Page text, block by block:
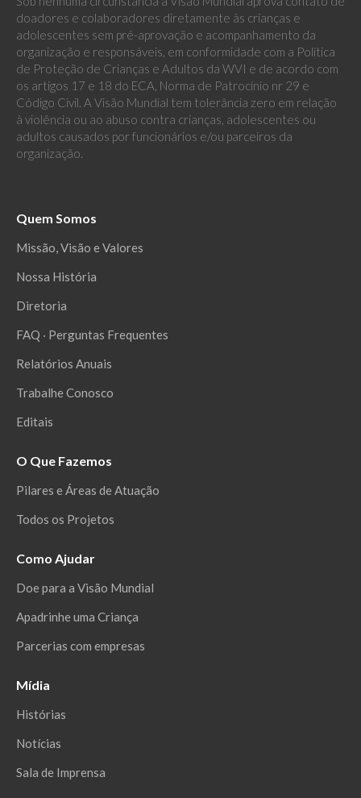
doadores e colaboradores diretamente às crianças e
adolescentes sem pré-aprovação e acompanhamento da
organização e responsáveis, em conformidade com a Política
de Proteção de Crianças e Adultos da WVI e de acordo com
os artigos 17 e 18 do ECA, Norma de Patrocínio nr 29 e
Código Civil. A Visão Mundial tem tolerância zero em relação
à violência ou ao abuso contra crianças, adolescentes ou
adultos causados por funcionários e/ou parceiros da
organização.
Quem Somos
Missão, Visão e Valores
Nossa História
Diretoria
FAQ ‧ Perguntas Frequentes
Relatórios Anuais
Trabalhe Conosco
Editais
O Que Fazemos
Pilares e Áreas de Atuação
Todos os Projetos
Como Ajudar
Doe para a Visão Mundial
Apadrinhe uma Criança
Parcerias com empresas
Mídia
Histórias
Notícias
Sala de Imprensa